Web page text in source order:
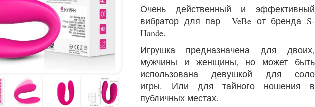
Очень действенный и эффективный
вибратор для пар VeBe от бренда S-
Hande.
Игрушка предназначена для двоих,
мужчины и женщины, но может быть
использована девушкой для соло
игры. Или для тайного ношения в
публичных местах.